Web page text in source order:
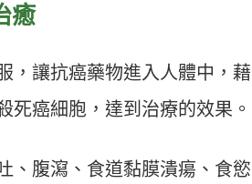
癒
，讓抗癌藥物進入人體中，
死癌細胞，達到治療的效果。
、腹瀉、食道黏膜潰瘍、食